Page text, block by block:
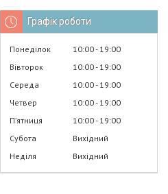
Графік роботи
Понеділок 10:00 19:00
Вівторок
10:00 19:00
Середа
10:00 19:00
Четвер
10:00 19:00
Пʼятниця
10:00 19:00
Субота
Вихідний
Неділя
Вихідний